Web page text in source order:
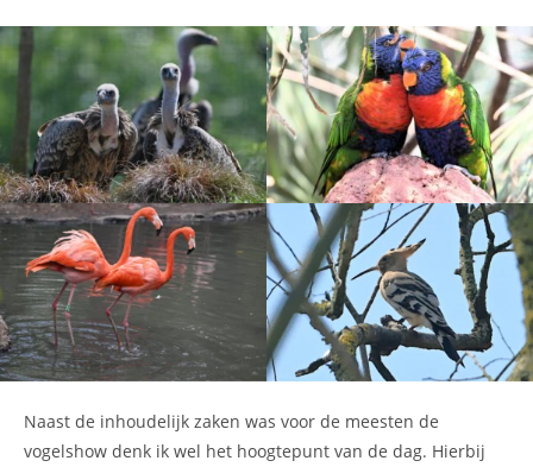
Naast de inhoudelijk zaken was voor de meesten de
vogelshow denk ik wel het hoogtepunt van de dag. Hierbij